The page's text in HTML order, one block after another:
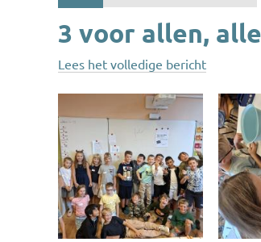
3 voor allen,
Lees het volledige bericht